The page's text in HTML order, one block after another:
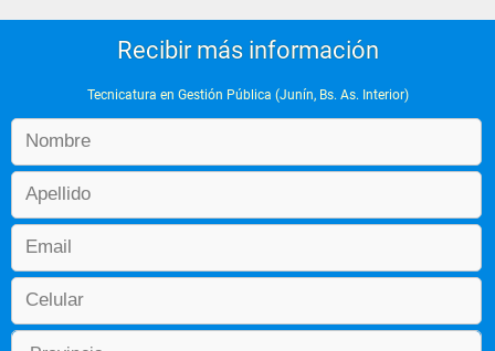
Recibir más información
Tecnicatura en Gestión Pública (Junín, Bs. As. Interior)